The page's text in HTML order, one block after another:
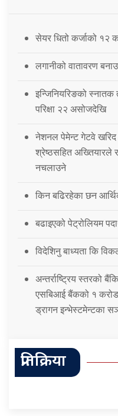
सेयर धितो कर्जाको १२
लगानीको वातावरण
इन्जिनियरिङको
परिक्षा २२ असोजदेखि
नेशनल पेमेन्ट गेटवे खरिद
श्रेष्ठसहित अख्तियारले
नचलाउने
किन बढिरहेका छन
बढाइएको पेट्रोलियम
विदेशिनु बाध्यता कि
अन्तर्राष्ट्रिय स्तरको
एसबिआई बैंकको १
ड्रागन इन्भेस्टमेन्टका
प्रतिक्रिया